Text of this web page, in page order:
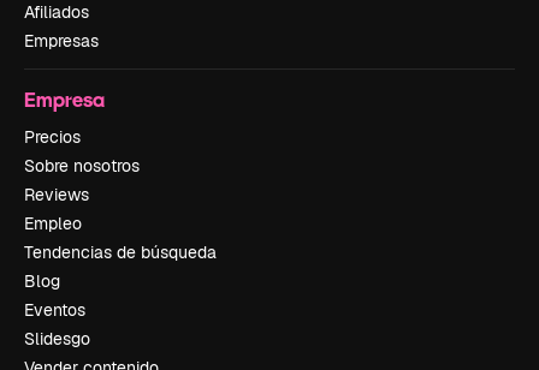
Afiliados
Empresas
Empresa
Precios
Sobre nosotros
Reviews
Empleo
Tendencias de búsqueda
Blog
Eventos
Slidesgo